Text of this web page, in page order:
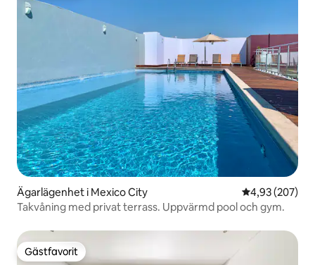
Ägarlägenhet i Mexico City 4,93 av 5 i
4,93 (207)
Takvåning med privat terrass. Uppvärmd pool och gym.
Gästfavorit
Gästfavorit